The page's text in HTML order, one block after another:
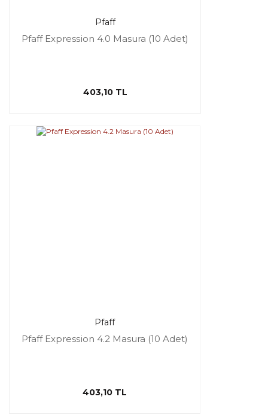
Pfaff
Pfaff Expression 4.0 Masura (10 Adet)
403,10 TL
Pfaff
Pfaff Expression 4.2 Masura (10 Adet)
403,10 TL